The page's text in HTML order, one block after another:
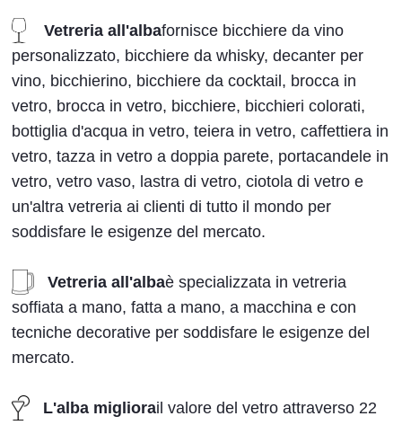
Vetreria all'albafornisce bicchiere da vino
personalizzato, bicchiere da whisky, decanter per
vino, bicchierino, bicchiere da cocktail, brocca in
vetro, brocca in vetro, bicchiere, bicchieri colorati,
bottiglia d'acqua in vetro, teiera in vetro, caffettiera in
vetro, tazza in vetro a doppia parete, portacandele in
vetro, vetro vaso, lastra di vetro, ciotola di vetro e
un'altra vetreria ai clienti di tutto il mondo per
soddisfare le esigenze del mercato.
Vetreria all'albaè specializzata in vetreria
soffiata a mano, fatta a mano, a macchina e con
tecniche decorative per soddisfare le esigenze del
mercato.
L'alba migliorail valore del vetro attraverso 22